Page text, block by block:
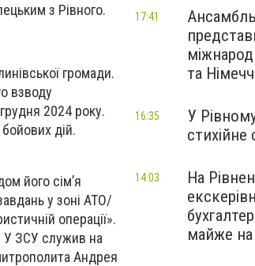
з Рівного.
громади.
взводу
2024 року.
дій.
його сімʼя
у зоні АТО/
операції».
У ЗСУ служив на
Андрея
Ансамбль
та
17:41
У
16:35
На
майже
14:03